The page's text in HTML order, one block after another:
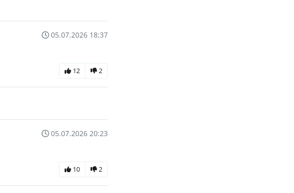
05.07.2026 18:37
12 2
05.07.2026 20:23
10 2